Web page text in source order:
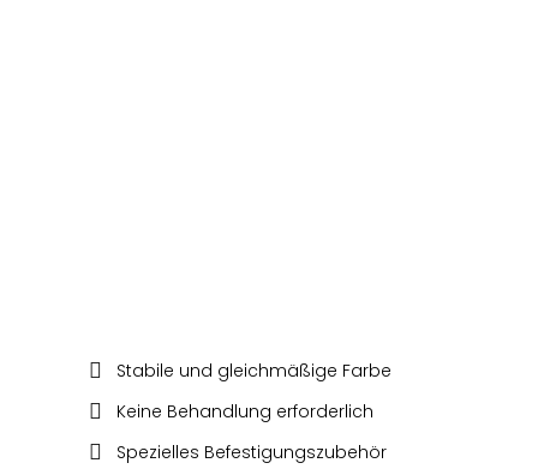
WPC FASSADE
SILVADEC
Stabile und gleichmäßige Farbe
Keine Behandlung erforderlich
Spezielles Befestigungszubehör